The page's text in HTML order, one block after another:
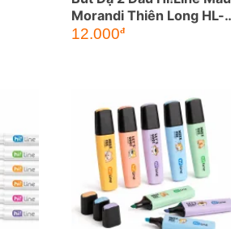
Morandi Thiên Long HL-
024
12.000đ